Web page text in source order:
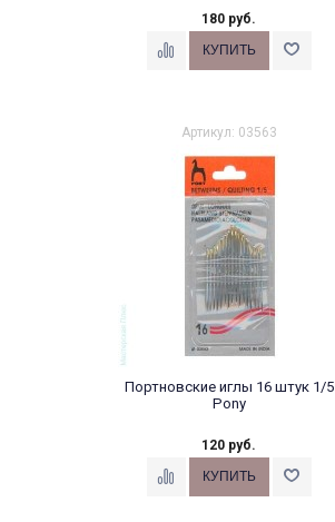
180 руб.
Артикул: 03563
Портновские иглы 16 штук 1/5
Pony
120 руб.